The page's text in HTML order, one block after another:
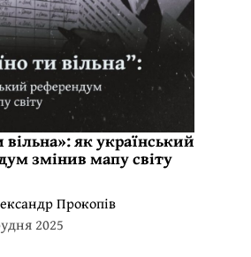
вільна»: як український
змінив мапу світу
Прокопів
2025